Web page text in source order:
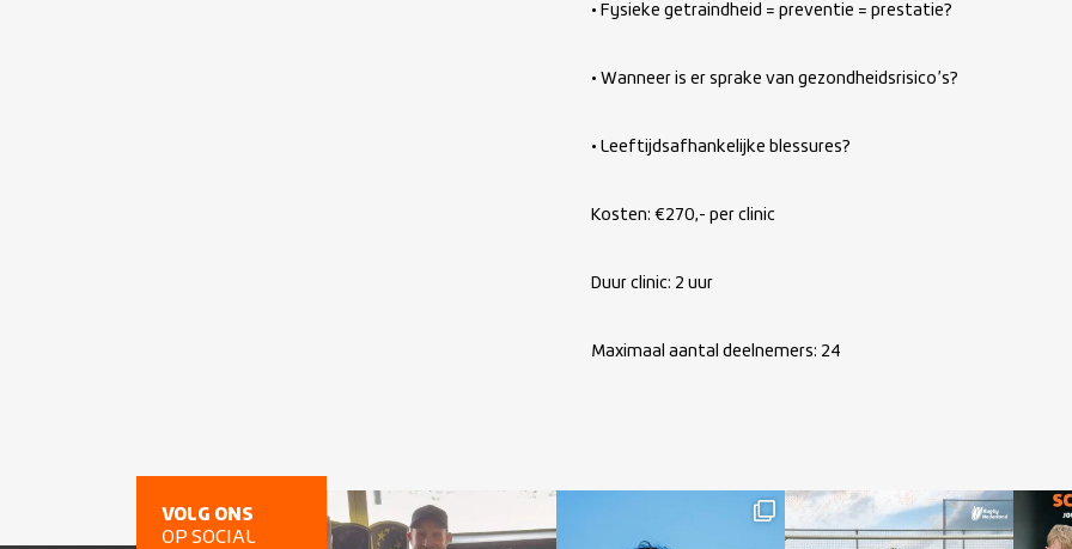
• Fysieke getraindheid = preventie = prestatie?
• Wanneer is er sprake van gezondheidsrisico’s?
• Leeftijdsafhankelijke blessures?
Kosten: €270,- per clinic
Duur clinic: 2 uur
Maximaal aantal deelnemers: 24
VOLG ONS
OP SOCIAL